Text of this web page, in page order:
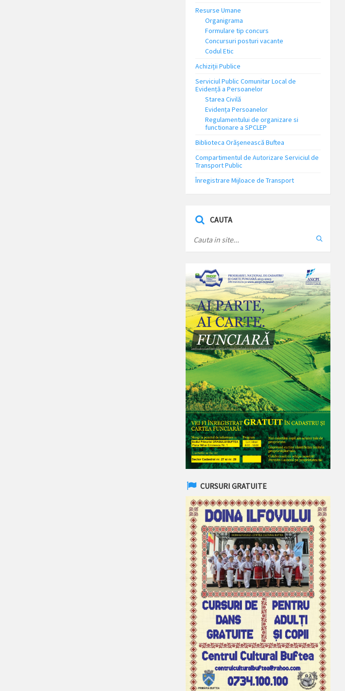
Resurse Umane
Organigrama
Formulare tip concurs
Concursuri posturi vacante
Codul Etic
Achiziții Publice
Serviciul Public Comunitar Local de
Evidență a Persoanelor
Starea Civilă
Evidența Persoanelor
Regulamentului de organizare si
functionare a SPCLEP
Biblioteca Orășenească Buftea
Compartimentul de Autorizare Serviciul de
Transport Public
Înregistrare Mijloace de Transport
CAUTA
CURSURI GRATUITE